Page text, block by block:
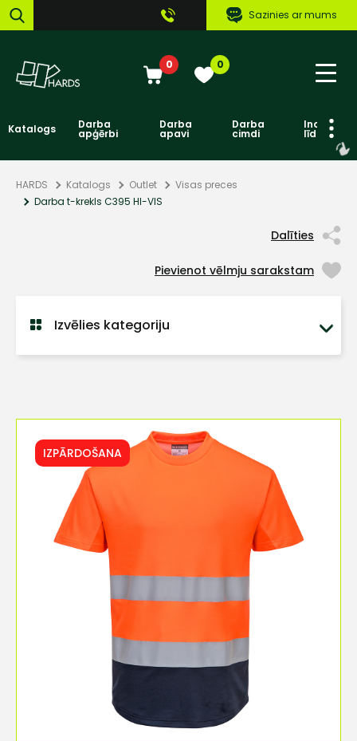
Sazinies ar mums
0 0
Katalogs Darba
apģērbi
Darba
apavi
Darba
cimdi līdzekļi
HARDS Katalogs Outlet
Visas preces
Darba t-krekls C395 HI-VIS
Dalīties
Pievienot vēlmju sarakstam
Izvēlies kategoriju
IZPĀRDOŠANA